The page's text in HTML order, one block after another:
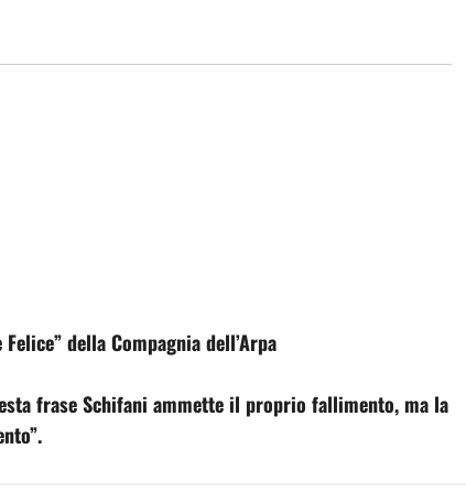
della Compagnia dell’Arpa
frase Schifani ammette il proprio fallimento, ma la